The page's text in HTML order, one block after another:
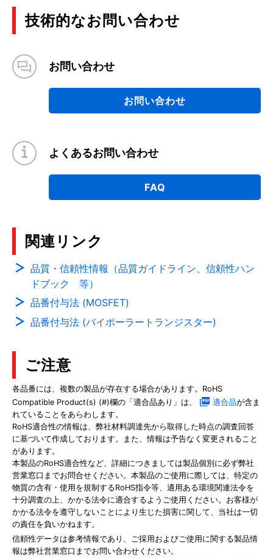
技術的なお問い合わせ
お問い合わせ
お問い合わせ
よくあるお問い合わせ
FAQ
関連リンク
品質・信頼性情報（品質ガイドライン、信頼性ハン
ドブック 等）
品番付与法 (MOSFET)
品番付与法 (バイポーラートランジスター)
ご注意
各品番には、複数の製品が存在する場合があります。RoHS
Compatible Product(s) (#)欄の「適合品あり」は、
適合品が含ま
れていることをあらわします。
RoHS適合性の情報は、弊社材料調達先から取得した時点の調査回答
に基づいて作成しております。また、情報は予告なく変更されること
があります。
本製品のRoHS適合性など、詳細につきましては製品個別に必ず弊社
営業窓口までお問合せください。本製品のご使用に際しては、特定の
物質の含有・使用を規制するRoHS指令等、適用ある環境関連法令を
十分調査の上、かかる法令に適合するようご使用ください。お客様が
かかる法令を遵守しないことにより生じた損害に関して、当社は一切
の責任を負いかねます。
信頼性データは参考情報であり、ご採用およびご使用に関する製品情
報は弊社営業窓口までお問い合わせください。